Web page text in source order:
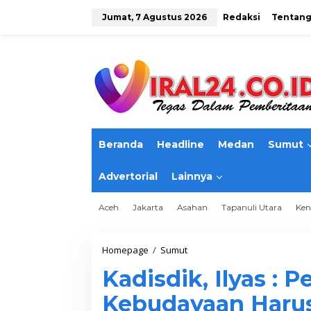
Jumat, 7 Agustus 2026 Redaksi
Beranda Headline Medan Sumut
Advertorial Lainnya
Aceh Jakarta Asahan Tapanuli Utara
Homepage / Sumut
s
Kadisdik, Ilyas :
Kebudayaan